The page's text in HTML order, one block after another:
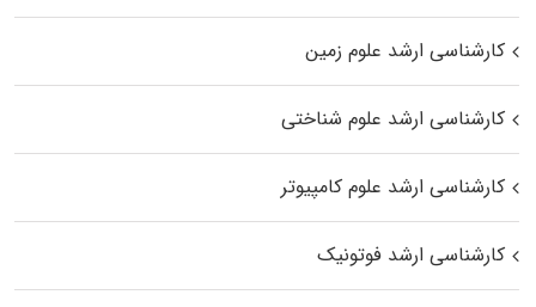
کارشناسی ارشد علوم زمین
کارشناسی ارشد علوم شناختی
کارشناسی ارشد علوم کامپیوتر
کارشناسی ارشد فوتونیک